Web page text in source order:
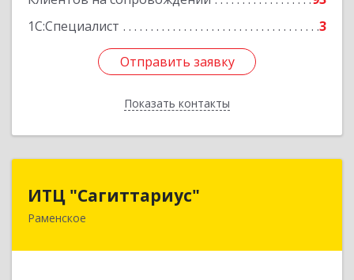
1С:Специалист
3
Отправить заявку
Показать контакты
Отправить заявку
Назад
ИТЦ "Сагиттариус"
Раменское